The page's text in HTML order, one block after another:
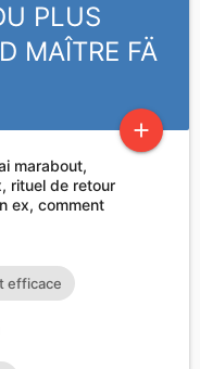
PLUS
MAÎTRE FÄ
add
marabout,
rituel de retour
ex, comment
efficace